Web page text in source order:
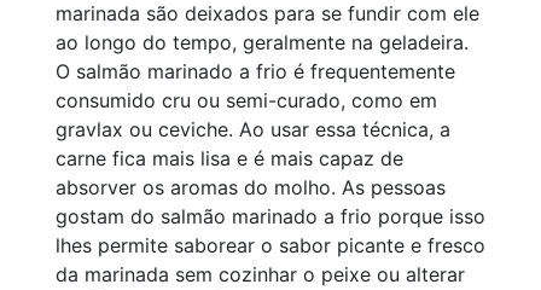
marinada são deixados para se fundir com ele
ao longo do tempo, geralmente na geladeira.
O salmão marinado a frio é frequentemente
consumido cru ou semi-curado, como em
gravlax ou ceviche. Ao usar essa técnica, a
carne fica mais lisa e é mais capaz de
absorver os aromas do molho. As pessoas
gostam do salmão marinado a frio porque isso
lhes permite saborear o sabor picante e fresco
da marinada sem cozinhar o peixe ou alterar